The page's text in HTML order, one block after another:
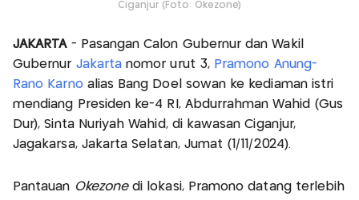
Ciganjur (Foto: Okezone)
JAKARTA - Pasangan Calon Gubernur dan Wakil
Gubernur Jakartanomor urut 3, Pramono Anung-
Rano Karnoalias Bang Doel sowan ke kediaman istri
mendiang Presiden ke-4 RI, Abdurrahman Wahid (Gus
Dur), Sinta Nuriyah Wahid, di kawasan Ciganjur,
Jagakarsa, Jakarta Selatan, Jumat (1/11/2024).
Pantauan Okezonedi lokasi, Pramono datang terlebih